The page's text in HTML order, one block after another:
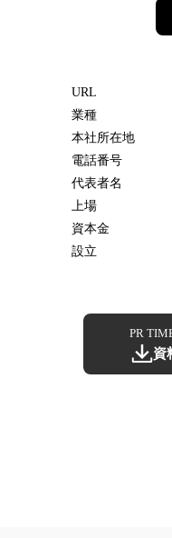
URL
業種
本社所在地
電話番号
代表者名
上場
資本金
設立
PR
資